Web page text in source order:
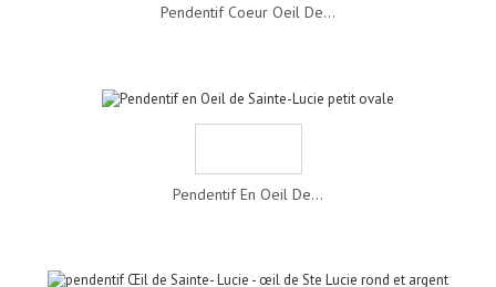
Pendentif Coeur Oeil De...
Pendentif En Oeil De...